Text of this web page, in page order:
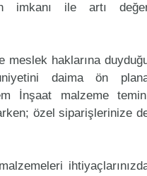
imkanı ile artı
meslek haklarına
daima ön
İnşaat malzeme
özel siparişlerinize